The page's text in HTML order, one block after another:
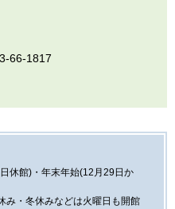
66-1817
休館)・年末年始(12月29日か
み・冬休みなどは火曜日も開館